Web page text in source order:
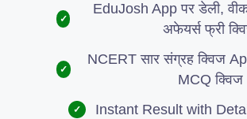
✓
EduJosh App पर डेली,
अफेयर्स फ्री
✓
NCERT सार संग्रह क्विज
MCQ क्विज
✓ Instant Result with